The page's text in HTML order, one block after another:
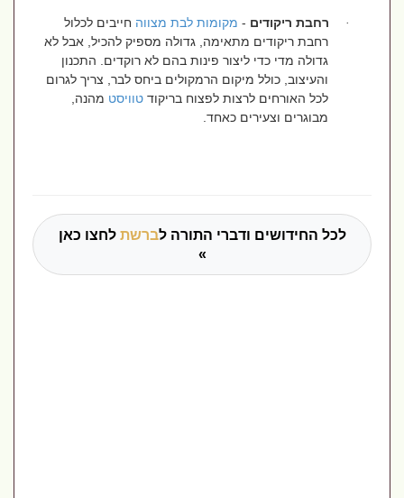
רחבת ריקודים-מקומות לבת מצווהחייבים לכלול
רחבת ריקודים מתאימה, גדולה מספיק להכיל, אבל לא
גדולה מדי כדי ליצור פינות בהם לא רוקדים. התכנון
והעיצוב, כולל מיקום הרמקולים ביחס לבר, צריך לגרום
לכל האורחים לרצות לפצוח בריקודטוויסטמהנה,
מבוגרים וצעירים כאחד.
לכל החידושים ודברי התורה לברשתלחצו כאן